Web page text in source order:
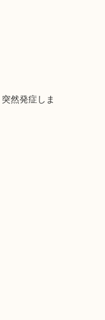
然発症しま